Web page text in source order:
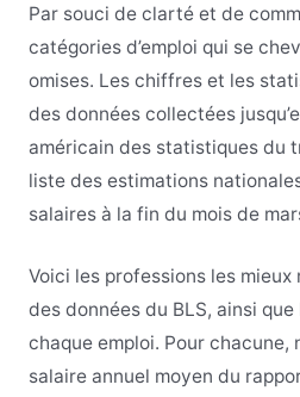
Par souci de clarté et de
catégories d’emploi qui se
omises. Les chiffres et les
des données collectées
américain des statistiques du
liste des estimations
salaires à la fin du mois de
Voici les professions les mieux
des données du BLS, ainsi
chaque emploi. Pour chacune,
salaire annuel moyen du